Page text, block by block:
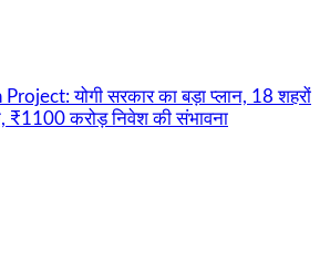
योगी सरकार का बड़ा प्लान, 18 शहरों
₹1100 करोड़ निवेश की संभावना